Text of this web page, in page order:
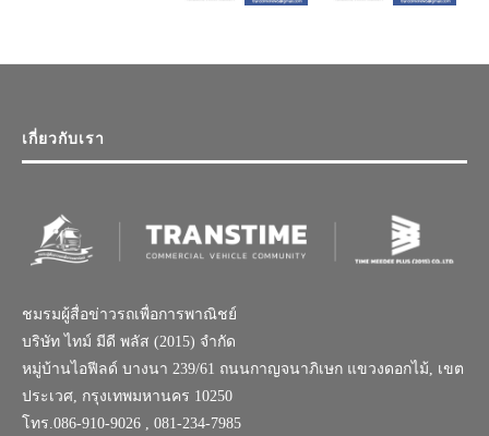
เกี่ยวกับเรา
ชมรมผู้สื่อข่าวรถเพื่อการพาณิชย์
บริษัท ไทม์ มีดี พลัส (2015) จำกัด
หมู่บ้านไอฟีลด์ บางนา 239/61 ถนนกาญจนาภิเษก แขวงดอกไม้, เขต
ประเวศ, กรุงเทพมหานคร 10250
โทร.086-910-9026 , 081-234-7985